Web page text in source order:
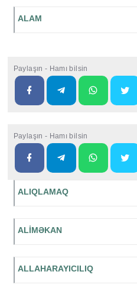
ALAM
Paylaşın - Hamı bilsin
Paylaşın - Hamı bilsin
ALIQLAMAQ
ALİMƏKAN
ALLAHARAYICILIQ